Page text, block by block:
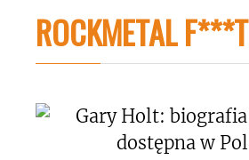
ROCKMETAL F***T